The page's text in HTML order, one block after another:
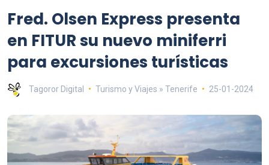
Fred. Olsen Express presenta
en FITUR su nuevo miniferri
para excursiones turísticas
Tagoror Digital Turismo y Viajes » Tenerife 25-01-2024